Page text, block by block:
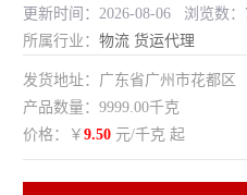
更新时间：2026-08-06 浏览数：
所属行业： 物流 货运代理
发货地址：广东省广州市花都区
产品数量：9999.00千克
价格：￥ 9.50 元/千克 起